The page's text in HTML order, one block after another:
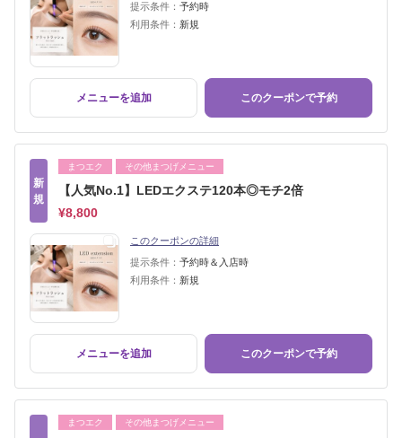
提示条件： 予約時
利用条件： 新規
メニューを追加 このクーポンで予約
新
規
まつエク その他まつげメニュー
【人気No.1】LEDエクステ120本◎モチ2倍
¥8,800
このクーポンの詳細
提示条件： 予約時＆入店時
利用条件： 新規
メニューを追加 このクーポンで予約
まつエク その他まつげメニュー